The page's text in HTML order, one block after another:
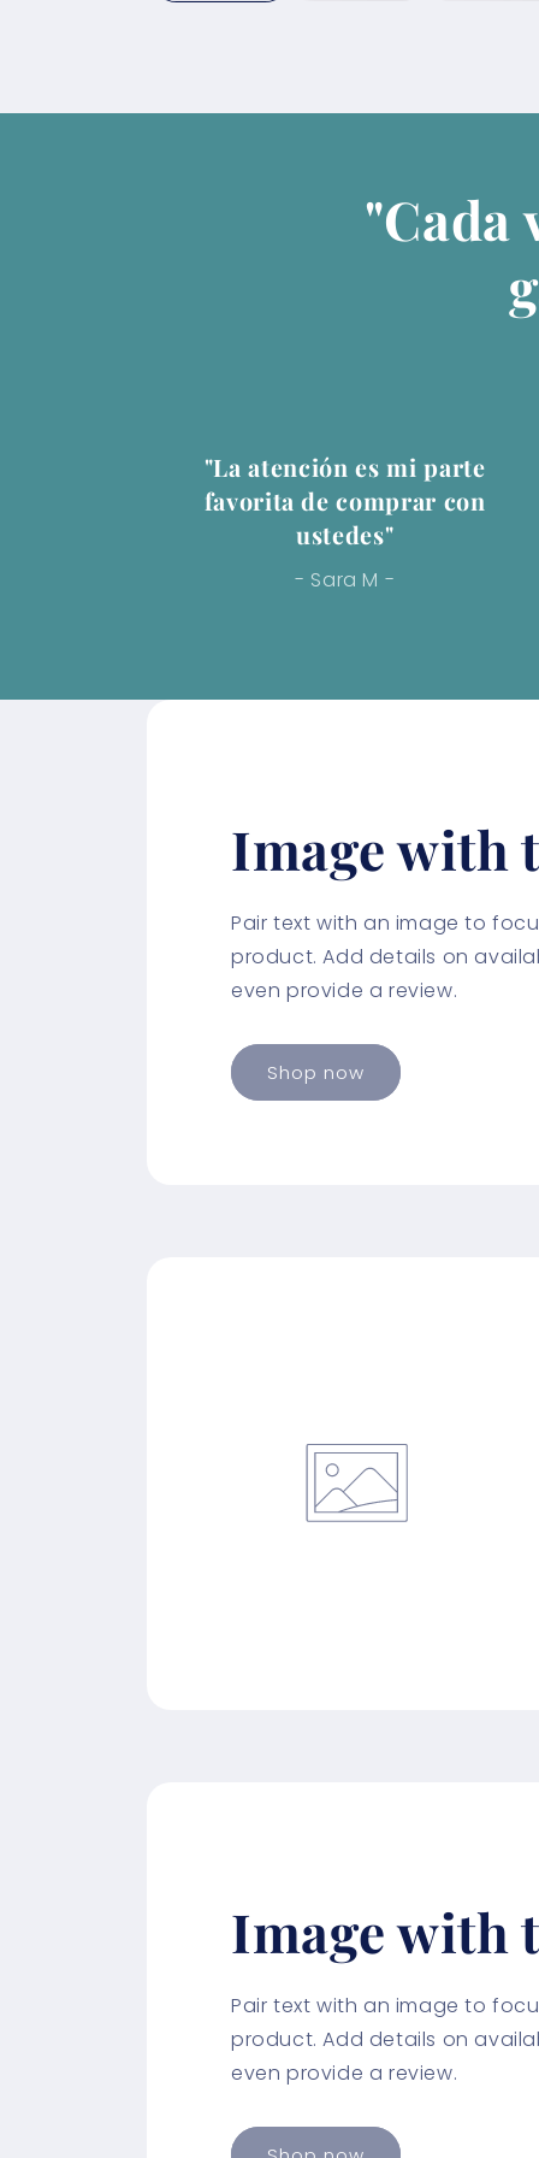
"Cada
"La atención es mi parte
favorita de comprar con
ustedes"
- Sara M -
Image with
Pair text with an image to
product. Add details on
even provide a review.
Shop now
Image with
Pair text with an image to
product. Add details on
even provide a review.